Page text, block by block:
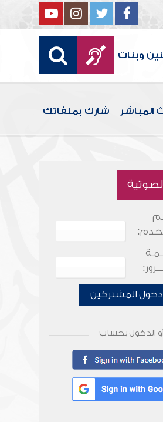
وبنات
المباشر شارك بملفاتك
دخول المشتركين
أو الدخول بحساب